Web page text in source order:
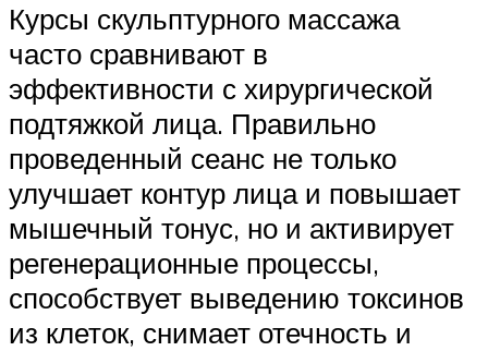
Курсы скульптурного массажа
часто сравнивают в
эффективности с хирургической
подтяжкой лица. Правильно
проведенный сеанс не только
улучшает контур лица и повышает
мышечный тонус, но и активирует
регенерационные процессы,
способствует выведению токсинов
из клеток, снимает отечность и